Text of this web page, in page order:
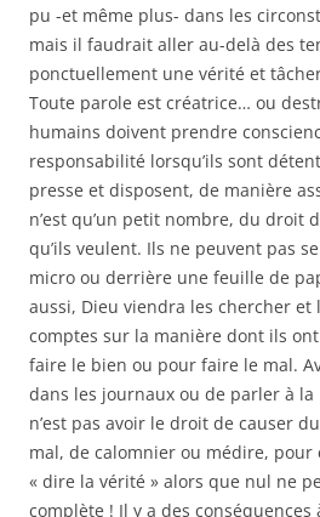
pu -et même plus- dans les
mais il faudrait aller au-delà des
ponctuellement une vérité et
Toute parole est créatrice… ou
humains doivent prendre
responsabilité lorsqu’ils sont
presse et disposent, de manière
n’est qu’un petit nombre, du droit
qu’ils veulent. Ils ne peuvent pas
micro ou derrière une feuille de
aussi, Dieu viendra les chercher et
comptes sur la manière dont ils
faire le bien ou pour faire le mal.
dans les journaux ou de parler à
n’est pas avoir le droit de causer
mal, de calomnier ou médire, pour
« dire la vérité » alors que nul ne
complète ! Il y a des conséquences